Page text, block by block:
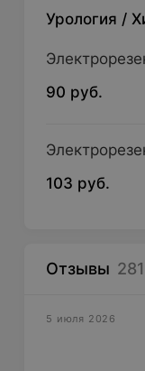
Урология /
90 руб.
103 руб.
Отзывы 281
5 июля 2026